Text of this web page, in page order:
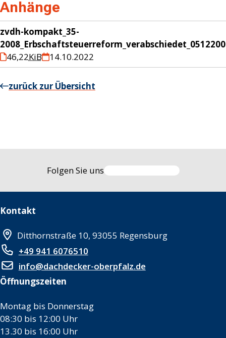
Anhänge
zvdh-kompakt_35-
46,22KiB 14.10.2022
zurück zur Übersicht
Folgen Sie uns
Kontakt
Ditthornstraße 10, 93055 Regensburg
+49 941 6076510
info@dachdecker-oberpfalz.de
Öffnungszeiten
Montag bis Donnerstag
08:30 bis 12:00 Uhr
13.30 bis 16:00 Uhr